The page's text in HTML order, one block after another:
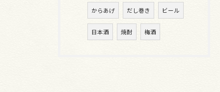
からあげ だし巻き ビール
日本酒 焼酎 梅酒